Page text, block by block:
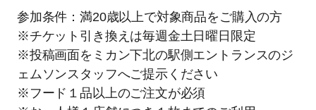
参加条件：満20歳以上で対象商品をご購入の方
※チケット引き換えは毎週金土日曜日限定
※投稿画面をミカン下北の駅側エントランスのジ
ェムソンスタッフへご提示ください
※フード１品以上のご注文が必須